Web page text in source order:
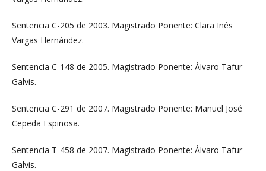
Sentencia C-205 de 2003. Magistrado Ponente: Clara Inés
Vargas Hernández.
Sentencia C-148 de 2005. Magistrado Ponente: Álvaro Tafur
Galvis.
Sentencia C-291 de 2007. Magistrado Ponente: Manuel José
Cepeda Espinosa.
Sentencia T-458 de 2007. Magistrado Ponente: Álvaro Tafur
Galvis.